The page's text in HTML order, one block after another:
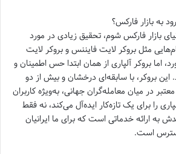
به بازار فارکس؟
بازار فارکس شوم، تحقیق زیادی در مورد
مثل بروکر لایت فایننس و بروکر لایت
اما بروکر آلپاری از همان ابتدا حس اطمینان و
بروکر، با سابقه‌ای درخشان و بیش از دو
در میان معامله‌گران جهانی، به‌ویژه کاربران
را برای یک تازه‌کار ایده‌آل می‌کند، نه فقط
به ارائه خدماتی است که برای ما ایرانیان
دسترس است.